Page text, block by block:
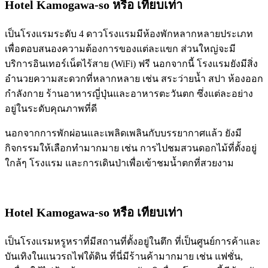
Hotel Kamogawa-so หรือ เทียบเท่า
เป็นโรงแรมระดับ 4 ดาวโรงแรมมีห้องพักหลากหลายประเภท
เพื่อตอบสนองความต้องการของแต่ละแขก ส่วนใหญ่จะมี
บริการอินเทอร์เน็ตไร้สาย (WiFi) ฟรี นอกจากนี้ โรงแรมยังมีสิ่ง
อำนวยความสะดวกที่หลากหลาย เช่น สระว่ายน้ำ สปา ห้องออก
กำลังกาย ร้านอาหารญี่ปุ่นและอาหารตะวันตก ซึ่งแต่ละอย่าง
อยู่ในระดับคุณภาพที่ดี
นอกจากการพักผ่อนและเพลิดเพลินกับบรรยากาศแล้ว ยังมี
กิจกรรมให้เลือกทำมากมาย เช่น การไปชมสวนดอกไม้ที่ตั้งอยู่
ใกล้ๆ โรงแรม และการเดินป่าเพื่อเข้าชมน้ำตกที่สวยงาม
Hotel Kamogawa-so หรือ เทียบเท่า
เป็นโรงแรมหรูหราที่มีสถานที่ตั้งอยู่ในตึก ที่เป็นศูนย์การค้าและ
บันเทิงในแนวรถไฟใต้ดิน ที่นี่มีร้านค้ามากมาย เช่น แฟชั่น,